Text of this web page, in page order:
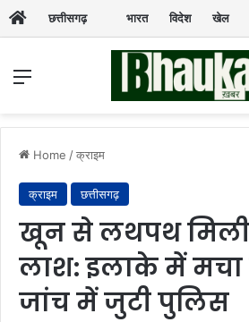
छत्तीसगढ़ भारत विदेश खेल
Menu
Home /क्राइम
क्राइम छत्तीसगढ़
खून से लथपथ मिली
लाश: इलाके में
जांच में जुटी पुलिस